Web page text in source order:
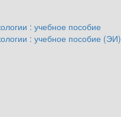
: учебное пособие
: учебное пособие (ЭИ)